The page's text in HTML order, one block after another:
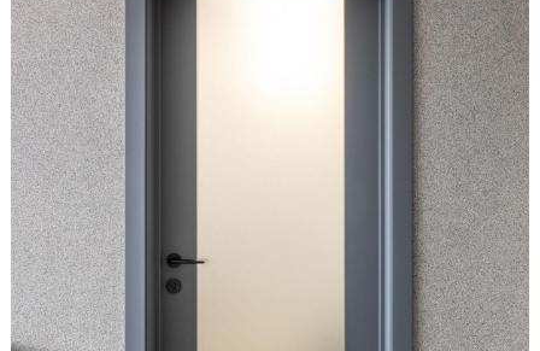
С декоративными панелями
С зеркалом
Под отделку
Образцы входные
Двери и интерьерные решения
Массив
Экошпон
Скрытые
Раздвижные